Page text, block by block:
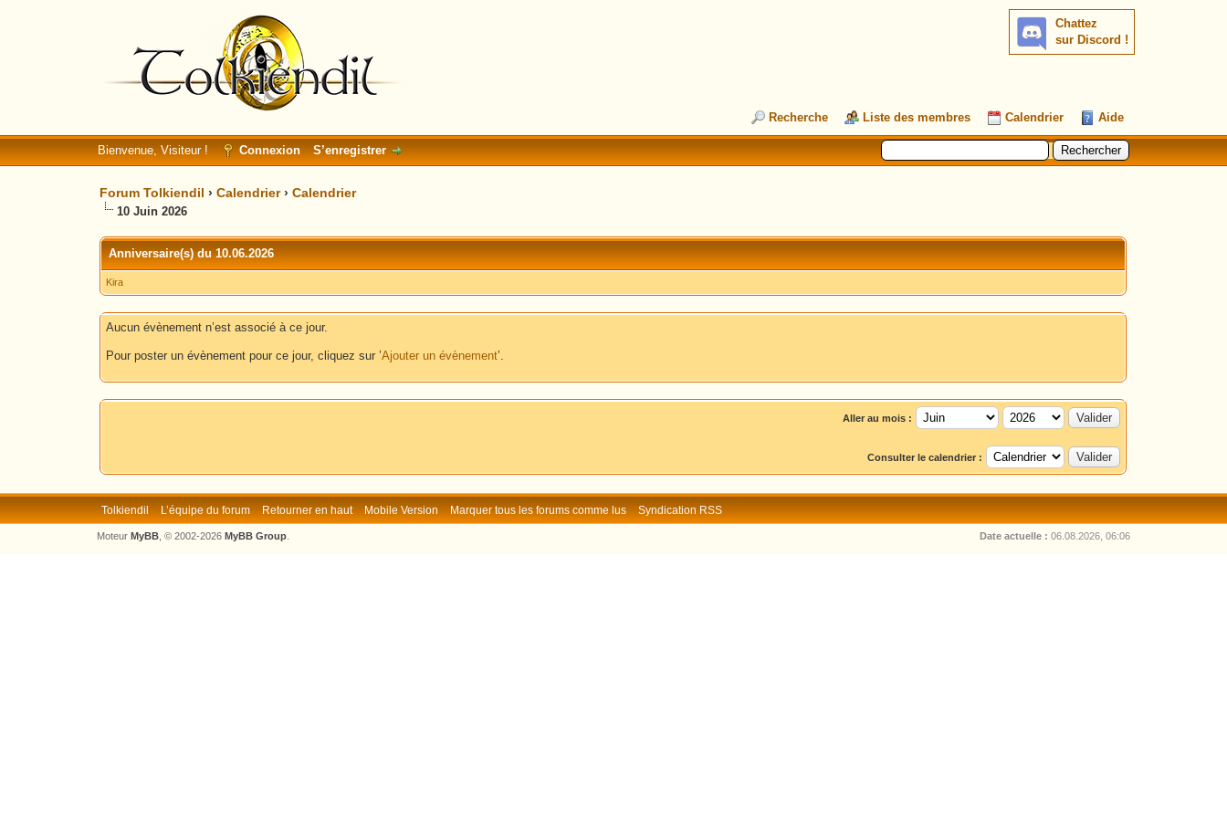
Chattez
sur Discord !
Recherche Liste des membres Calendrier Aide
Bienvenue, Visiteur ! Connexion S’enregistrer
Forum Tolkiendil ›Calendrier›Calendrier
10 Juin 2026
Anniversaire(s) du 10.06.2026
Kira
Aucun évènement n’est associé à ce jour.
Pour poster un évènement pour ce jour, cliquez sur ’Ajouter un évènement’.
Aller au mois :
Consulter le calendrier :
Tolkiendil L’équipe du forum Retourner en haut Mobile Version Marquer tous les forums comme lus Syndication RSS
Date actuelle : 06.08.2026, 06:06
Moteur MyBB, © 2002-2026 MyBB Group.